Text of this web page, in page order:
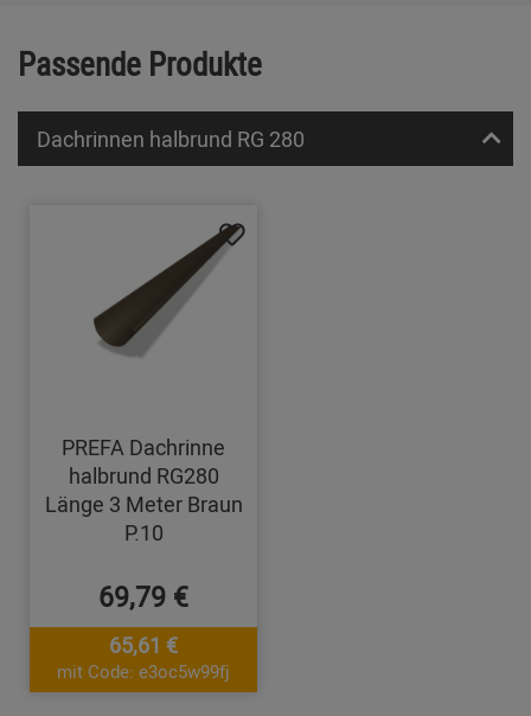
Passende Produkte
Dachrinnen halbrund RG 280
PREFA Dachrinne
halbrund RG280
Länge 3 Meter Braun
P.10
69,79 €
65,61 €
mit Code: e3oc5w99fj